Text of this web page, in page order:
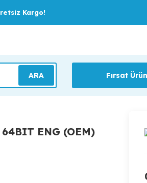
Kargo!
ARA Fırsat
ENG (OEM)